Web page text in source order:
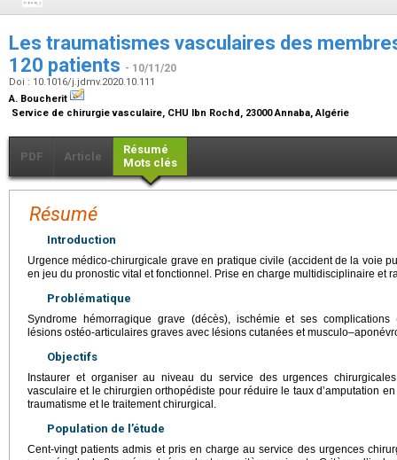
Les traumatismes vasculaires des
120 patients - 10/11/20
Doi : 10.1016/j.jdmv.2020.10.111
A. Boucherit
Service de chirurgie vasculaire, CHU Ibn Rochd, 23000 Annaba, Algérie
PDF Article
Résumé
Mots clés
Résumé
Introduction
Urgence médico-chirurgicale grave en pratique civile (accident de la voie
en jeu du pronostic vital et fonctionnel. Prise en charge multidisciplinaire et
Problématique
Syndrome hémorragique grave (décès), ischémie et ses complications
lésions ostéo-articulaires graves avec lésions cutanées et
Objectifs
Instaurer et organiser au niveau du service des urgences
vasculaire et le chirurgien orthopédiste pour réduire le taux d’amputation
traumatisme et le traitement chirurgical.
Population de l’étude
Cent-vingt patients admis et pris en charge au service des urgences